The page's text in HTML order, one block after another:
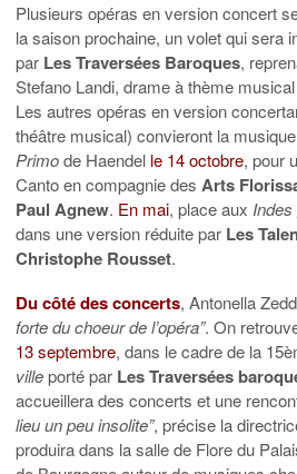
Plusieurs opéras en version concert
la saison prochaine, un volet qui sera
par Les Traversées Baroques,
Stefano Landi, drame à thème
Les autres opéras en version
théâtre musical) convieront la
Primode Haendel le 14 octobre, pour
Canto en compagnie des Arts
Paul Agnew. En mai, place aux Indes
dans une version réduite par Les
Christophe Rousset.
Du côté des concerts, Antonella
forte duchoeurde l’opéra”. On
13septembre, dans le cadre de la
villeporté par Les Traversées
accueillerades concerts et une
lieu un peu insolite”, précise la
produiradans la salle de Flore du